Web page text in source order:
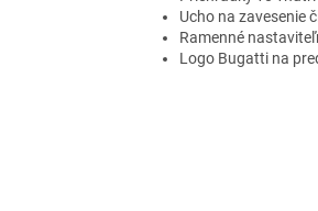
Ucho na zavesenie
Ramenné
Logo Bugatti na